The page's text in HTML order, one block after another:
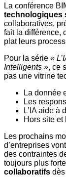
La conférence
technologiques
collaboratives,
fait la différence,
plat leurs
Pour la série «
Intelligents », ce
pas une vitrine
La donnée
Les
L’IA aide à
Hors site
Les prochains
d’entreprises
des contraintes
toujours plus
collaboratifs